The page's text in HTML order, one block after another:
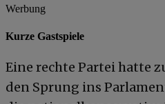
Werbung
Kurze Gastspiele
Eine rechte Partei hatte
den Sprung ins